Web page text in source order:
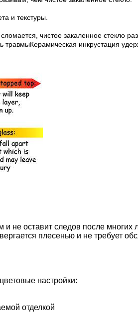
и текстуры.
чистое закаленное стекло
травмыКерамическая инкрустация
не оставит следов после многих
плесенью и не требует
настройки:
отделкой